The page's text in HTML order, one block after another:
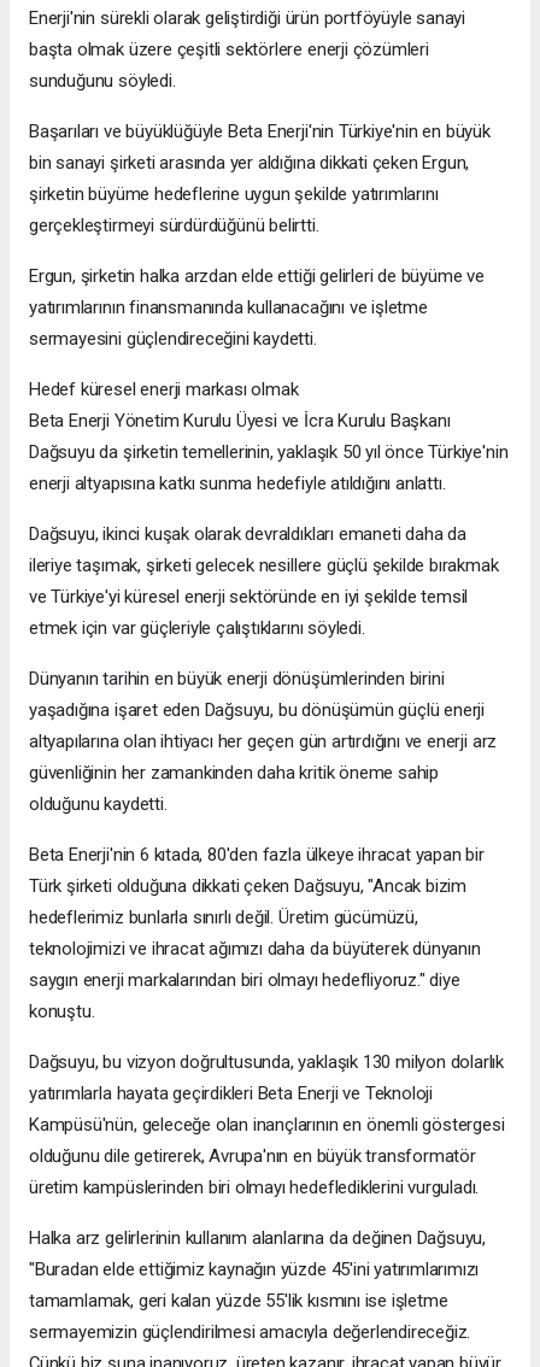
Enerji'nin sürekli olarak geliştirdiği ürün portföyüyle sanayi
başta olmak üzere çeşitli sektörlere enerji çözümleri
sunduğunu söyledi.
Başarıları ve büyüklüğüyle Beta Enerji'nin Türkiye'nin en büyük
bin sanayi şirketi arasında yer aldığına dikkati çeken Ergun,
şirketin büyüme hedeflerine uygun şekilde yatırımlarını
gerçekleştirmeyi sürdürdüğünü belirtti.
Ergun, şirketin halka arzdan elde ettiği gelirleri de büyüme ve
yatırımlarının finansmanında kullanacağını ve işletme
sermayesini güçlendireceğini kaydetti.
Hedef küresel enerji markası olmak
Beta Enerji Yönetim Kurulu Üyesi ve İcra Kurulu Başkanı
Dağsuyu da şirketin temellerinin, yaklaşık 50 yıl önce Türkiye'nin
enerji altyapısına katkı sunma hedefiyle atıldığını anlattı.
Dağsuyu, ikinci kuşak olarak devraldıkları emaneti daha da
ileriye taşımak, şirketi gelecek nesillere güçlü şekilde bırakmak
ve Türkiye'yi küresel enerji sektöründe en iyi şekilde temsil
etmek için var güçleriyle çalıştıklarını söyledi.
Dünyanın tarihin en büyük enerji dönüşümlerinden birini
yaşadığına işaret eden Dağsuyu, bu dönüşümün güçlü enerji
altyapılarına olan ihtiyacı her geçen gün artırdığını ve enerji arz
güvenliğinin her zamankinden daha kritik öneme sahip
olduğunu kaydetti.
Beta Enerji'nin 6 kıtada, 80'den fazla ülkeye ihracat yapan bir
Türk şirketi olduğuna dikkati çeken Dağsuyu, "Ancak bizim
hedeflerimiz bunlarla sınırlı değil. Üretim gücümüzü,
teknolojimizi ve ihracat ağımızı daha da büyüterek dünyanın
saygın enerji markalarından biri olmayı hedefliyoruz." diye
konuştu.
Dağsuyu, bu vizyon doğrultusunda, yaklaşık 130 milyon dolarlık
yatırımlarla hayata geçirdikleri Beta Enerji ve Teknoloji
Kampüsü'nün, geleceğe olan inançlarının en önemli göstergesi
olduğunu dile getirerek, Avrupa'nın en büyük transformatör
üretim kampüslerinden biri olmayı hedeflediklerini vurguladı.
Halka arz gelirlerinin kullanım alanlarına da değinen Dağsuyu,
"Buradan elde ettiğimiz kaynağın yüzde 45'ini yatırımlarımızı
tamamlamak, geri kalan yüzde 55'lik kısmını ise işletme
sermayemizin güçlendirilmesi amacıyla değerlendireceğiz.